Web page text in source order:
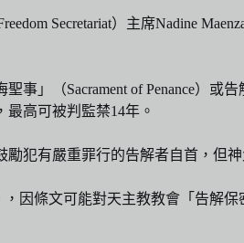
Secretariat）主席Nadine
事」（Sacrament of Penance）
高可被判監禁14年。
犯有嚴重罪行的告解者自首，但
因條文可能對天主教教會「告